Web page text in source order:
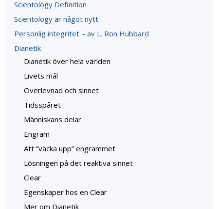
Scientology Definition
Scientology är något nytt
Personlig integritet – av L. Ron Hubbard
Dianetik
Dianetik över hela världen
Livets mål
Överlevnad och sinnet
Tidsspåret
Människans delar
Engram
Att ”väcka upp” engrammet
Lösningen på det reaktiva sinnet
Clear
Egenskaper hos en Clear
Mer om Dianetik